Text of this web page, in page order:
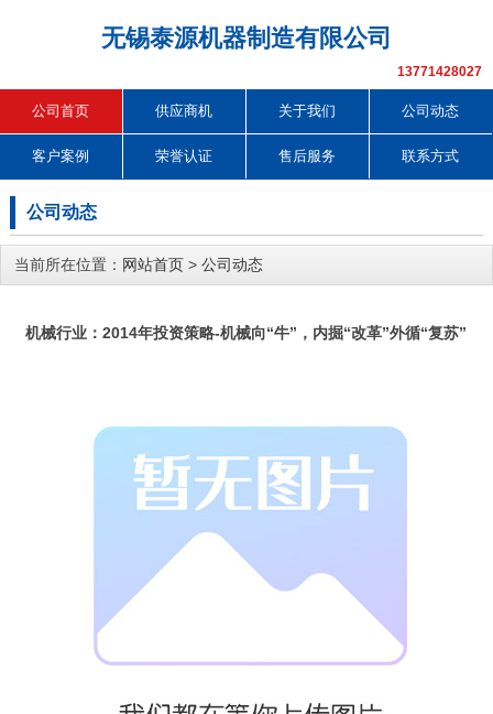
无锡泰源机器制造有限公司
13771428027
公司首页 供应商机 关于我们 公司动态
客户案例 荣誉认证 售后服务 联系方式
公司动态
当前所在位置： 网站首页 > 公司动态
机械行业：2014年投资策略-机械向“牛”，内掘“改革”外循“复苏”